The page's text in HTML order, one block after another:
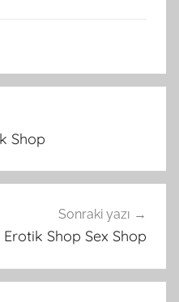
Shop
Sonraki yazı
Shop Sex Shop